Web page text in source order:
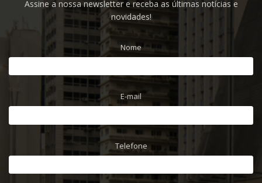
Assine a nossa newsletter e receba as últimas notícias e
novidades!
Nome
E-mail
Telefone